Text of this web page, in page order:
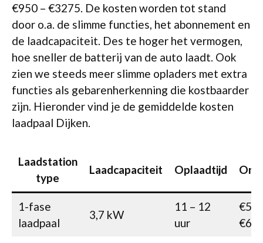
€950 – €3275. De kosten worden tot stand
door o.a. de slimme functies, het abonnement en
de laadcapaciteit. Des te hoger het vermogen,
hoe sneller de batterij van de auto laadt. Ook
zien we steeds meer slimme opladers met extra
functies als gebarenherkenning die kostbaarder
zijn. Hieronder vind je de gemiddelde kosten
laadpaal Dijken.
Laadstation
type
Laadcapaciteit Oplaadtijd
1-fase
laadpaal
3,7 kW
11 – 12
uur